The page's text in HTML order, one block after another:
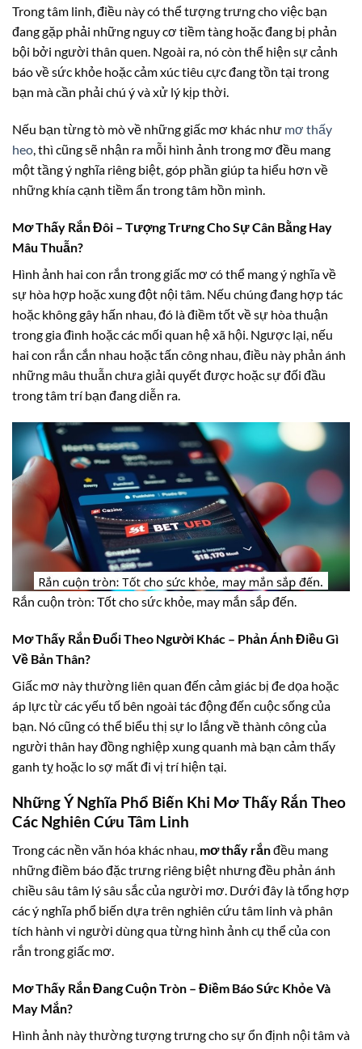
Trong tâm linh, điều này có thể tượng trưng cho việc bạn
đang gặp phải những nguy cơ tiềm tàng hoặc đang bị phản
bội bởi người thân quen. Ngoài ra, nó còn thể hiện sự cảnh
báo về sức khỏe hoặc cảm xúc tiêu cực đang tồn tại trong
bạn mà cần phải chú ý và xử lý kịp thời.
Nếu bạn từng tò mò về những giấc mơ khác như mơ thấy
heo, thì cũng sẽ nhận ra mỗi hình ảnh trong mơ đều mang
một tầng ý nghĩa riêng biệt, góp phần giúp ta hiểu hơn về
những khía cạnh tiềm ẩn trong tâm hồn mình.
Mơ Thấy Rắn Đôi – Tượng Trưng Cho Sự Cân Bằng Hay
Mâu Thuẫn?
Hình ảnh hai con rắn trong giấc mơ có thể mang ý nghĩa về
sự hòa hợp hoặc xung đột nội tâm. Nếu chúng đang hợp tác
hoặc không gây hấn nhau, đó là điềm tốt về sự hòa thuận
trong gia đình hoặc các mối quan hệ xã hội. Ngược lại, nếu
hai con rắn cắn nhau hoặc tấn công nhau, điều này phản ánh
những mâu thuẫn chưa giải quyết được hoặc sự đối đầu
trong tâm trí bạn đang diễn ra.
Rắn cuộn tròn: Tốt cho sức khỏe, may mắn sắp đến.
Mơ Thấy Rắn Đuổi Theo Người Khác – Phản Ánh Điều Gì
Về Bản Thân?
Giấc mơ này thường liên quan đến cảm giác bị đe dọa hoặc
áp lực từ các yếu tố bên ngoài tác động đến cuộc sống của
bạn. Nó cũng có thể biểu thị sự lo lắng về thành công của
người thân hay đồng nghiệp xung quanh mà bạn cảm thấy
ganh tỵ hoặc lo sợ mất đi vị trí hiện tại.
Những Ý Nghĩa Phổ Biến Khi Mơ Thấy Rắn Theo
Các Nghiên Cứu Tâm Linh
Trong các nền văn hóa khác nhau, mơ thấy rắnđều mang
những điềm báo đặc trưng riêng biệt nhưng đều phản ánh
chiều sâu tâm lý sâu sắc của người mơ. Dưới đây là tổng hợp
các ý nghĩa phổ biến dựa trên nghiên cứu tâm linh và phân
tích hành vi người dùng qua từng hình ảnh cụ thể của con
rắn trong giấc mơ.
Mơ Thấy Rắn Đang Cuộn Tròn – Điềm Báo Sức Khỏe Và
May Mắn?
Hình ảnh này thường tượng trưng cho sự ổn định nội tâm và